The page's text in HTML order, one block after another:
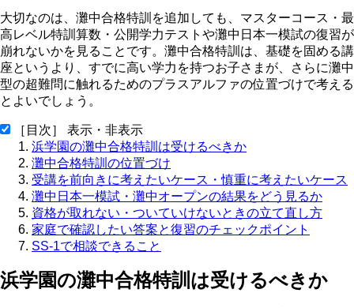
大切なのは、灘中合格特訓を追加しても、マスターコース・最
高レベル特訓算数・公開学力テストや灘中日本一模試の復習が
崩れないかを見ることです。灘中合格特訓は、基礎を固める講
座というより、すでに高い学力を持つお子さまが、さらに灘中
型の超難問に触れるためのプラスアルファの位置づけで考える
とよいでしょう。
［目次］ 表示・非表示
浜学園の灘中合格特訓は受けるべきか
灘中合格特訓の位置づけ
受講を前向きに考えたいケース・慎重に考えたいケース
灘中日本一模試・灘中オープンの結果をどう見るか
資格が取れない・ついていけないときの立て直し方
家庭で確認したい答案と復習のチェックポイント
SS-1で相談できること
浜学園の灘中合格特訓は受けるべきか